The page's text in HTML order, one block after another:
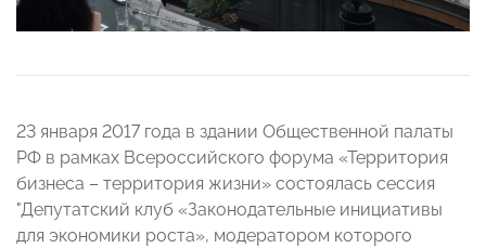
23 января 2017 года в здании Общественной палаты
РФ в рамках Всероссийского форума «Территория
бизнеса – территория жизни» состоялась сессия
"Депутатский клуб «Законодательные инициативы
для экономики роста», модератором которого